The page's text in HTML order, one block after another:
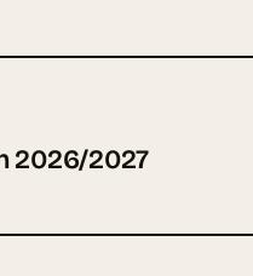
2026/2027